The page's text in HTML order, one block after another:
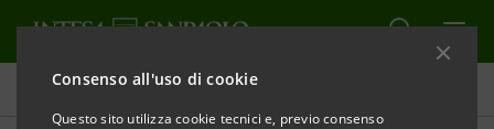
Consenso all'uso di cookie
Questo sito utilizza cookie tecnici e, previo consenso
Comunicati stampa